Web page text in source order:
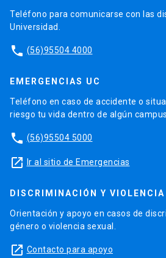
Teléfono para comunicarse con las
Universidad.
phone (56)95504 4000
EMERGENCIAS UC
Teléfono en caso de accidente o
riesgo tu vida dentro de algún
phone (56)95504 5000
launch Ir al sitio de Emergencias
DISCRIMINACIÓN Y VIOLENCIA
Orientación y apoyo en casos de
género o violencia sexual.
launch Contacto para apoyo